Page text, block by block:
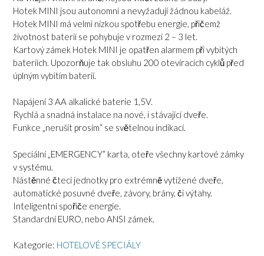
Hotek MINI jsou autonomní a nevyžadují žádnou kabeláž.
Hotek MINI má velmi nízkou spotřebu energie, přičemž
životnost baterií se pohybuje v rozmezí 2 – 3 let.
Kartový zámek Hotek MINI je opatřen alarmem při vybitých
bateriích. Upozorňuje tak obsluhu 200 otevíracích cyklů před
úplným vybitím baterií.
Napájení 3 AA alkalické baterie 1,5V.
Rychlá a snadná instalace na nové, i stávající dveře.
Funkce „nerušit prosím“ se světelnou indikací.
Speciální „EMERGENCY“ karta, oteře všechny kartové zámky
v systému.
Nástěnné čtecí jednotky pro extrémně vytížené dveře,
automatické posuvné dveře, závory, brány, či výtahy.
Inteligentní spořiče energie.
Standardní EURO, nebo ANSI zámek.
Kategorie: HOTELOVÉ SPECIÁLY